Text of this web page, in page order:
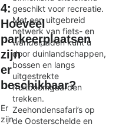
4:
Hoeveel
parkeerplaatsen
zijn
er
beschikbaar?
Er
zijn
geschikt voor recreatie.
Met een uitgebreid
netwerk van fiets- en
wandelpaden kunt u
door duinlandschappen,
bossen en langs
uitgestrekte
fruitboomgaarden
trekken.
Zeehondensafari’s op
de Oosterschelde en